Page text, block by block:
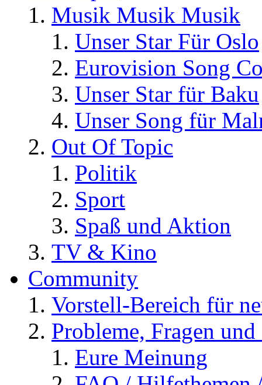
Musik Musik Musik
Unser Star Für Oslo
Eurovision Song
Unser Star für Baku
Unser Song für
Out Of Topic
Politik
Sport
Spaß und Aktion
TV & Kino
Community
Vorstell-Bereich für
Probleme, Fragen
Eure Meinung